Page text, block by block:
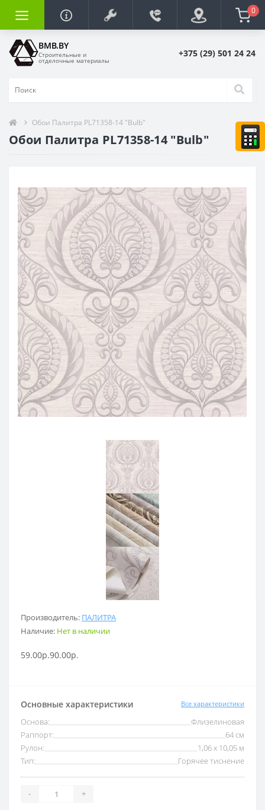
0
BMB.BY
Строительные и
отделочные материалы
+375 (29) 501 24 24
Обои Палитра PL71358-14 "Bulb"
Обои Палитра PL71358-14 "Bulb"
Производитель: ПАЛИТРА
Наличие: Нет в наличии
59.00р.90.00р.
Основные характеристики Все характеристики
Основа:
Флизелиновая
Раппорт:
64 см
Рулон:
1,06 x 10,05 м
Тип:
Горячее тиснение
- +